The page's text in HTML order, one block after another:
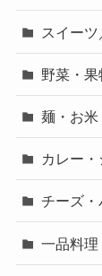
スイー
野菜・
麺・お
カレー
チーズ
一品料理